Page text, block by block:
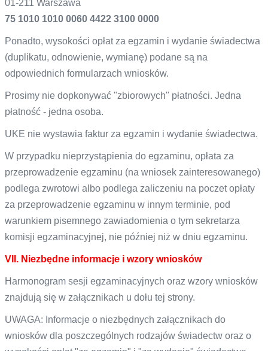
01-211 Warszawa
75 1010 1010 0060 4422 3100 0000
Ponadto, wysokości opłat za egzamin i wydanie świadectwa
(duplikatu, odnowienie, wymianę) podane są na
odpowiednich formularzach wniosków.
Prosimy nie dopkonywać "zbiorowych" płatności. Jedna
płatność - jedna osoba.
UKE nie wystawia faktur za egzamin i wydanie świadectwa.
W przypadku nieprzystąpienia do egzaminu, opłata za
przeprowadzenie egzaminu (na wniosek zainteresowanego)
podlega zwrotowi albo podlega zaliczeniu na poczet opłaty
za przeprowadzenie egzaminu w innym terminie, pod
warunkiem pisemnego zawiadomienia o tym sekretarza
komisji egzaminacyjnej, nie później niż w dniu egzaminu.
VII. Niezbędne informacje i wzory wniosków
Harmonogram sesji egzaminacyjnych oraz wzory wniosków
znajdują się w załącznikach u dołu tej strony.
UWAGA: Informacje o niezbędnych załącznikach do
wniosków dla poszczególnych rodzajów świadectw oraz o